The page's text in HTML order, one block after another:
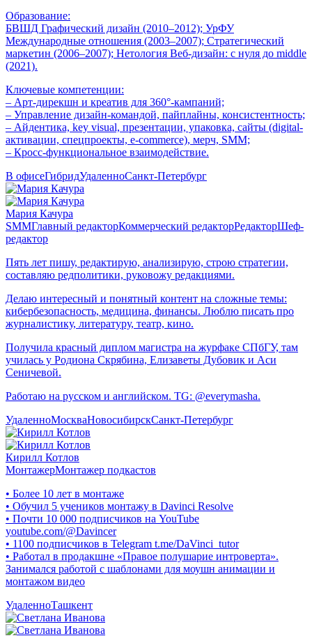
Образование:
БВШД Графический дизайн (2010–2012); УрФУ
Международные отношения (2003–2007); Стратегический
маркетин (2006–2007); Нетология Веб-дизайн: с нуля до middle
(2021).
Ключевые компетенции:
– Арт-дирекшн и креатив для 360°-кампаний;
– Управление дизайн-командой, пайплайны, консистентность;
– Айдентика, key visual, презентации, упаковка, сайты (digital-
активации, спецпроекты, e-commerce), мерч, SMM;
– Кросс-функциональное взаимодействие.
В офисеГибридУдаленноСанкт-Петербург
Мария Качура
SMMГлавный редакторКоммерческий редакторРедакторШеф-
редактор
Пять лет пишу, редактирую, анализирую, строю стратегии,
составляю редполитики, руковожу редакциями.
Делаю интересный и понятный контент на сложные темы:
кибербезопасность, медицина, финансы. Люблю писать про
журналистику, литературу, театр, кино.
Получила красный диплом магистра на журфаке СПбГУ, там
училась у Родиона Скрябина, Елизаветы Дубовик и Аси
Сеничевой.
Работаю на русском и английском. TG: @everymasha.
УдаленноМоскваНовосибирскСанкт-Петербург
Кирилл Котлов
МонтажерМонтажер подкастов
• Более 10 лет в монтаже
• Обучил 5 учеников монтажу в Davinci Resolve
• Почти 10 000 подписчиков на YouTube
youtube.com/@Davincer
• 1100 подписчиков в Telegram t.me/DaVinci_tutor
• Работал в продакшне «Правое полушарие интроверта».
Занимался работой с шаблонами для моушн анимации и
монтажом видео
УдаленноТашкент